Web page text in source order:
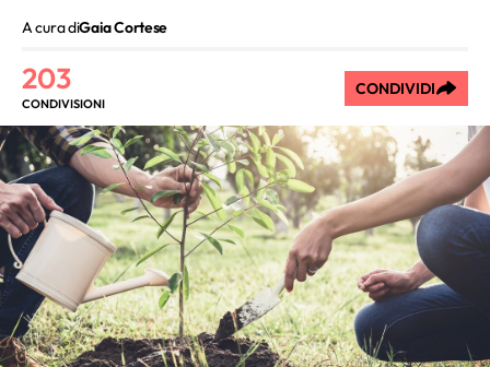
A cura diGaia Cortese
203
CONDIVISIONI
CONDIVIDI